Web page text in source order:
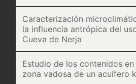
Caracterización
la influencia antrópica del
Cueva de Nerja
Estudio de los contenidos
zona vadosa de un acuífero